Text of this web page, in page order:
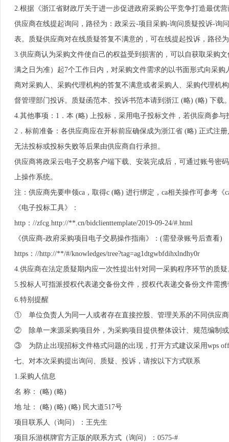
2.根据《浙江省财政厅关于进一步促进政府采购公平竞争打造最优
供应商在线提起询问，路径为：政采云-项目采购-询问质疑投诉-询
表。质疑供应商对在线质疑答复不满意的，可在线提起投诉，路径
3.供应商认为采购文件使自己的权益受到损害的，可以自获取采购
满之日为准）起7个工作日内，对采购文件需求的以书面形式向采
商对采购人、采购代理机构的答复不满意或者采购人、采购代理机
督管理部门投诉。质疑函范本、投诉书范本请到浙江 (略) (略) 下载
4.其他事项：1．本 (略) 上投标，采用电子投标文件，若供应商参
2．标前准备：各供应商应在开标前应确保成为浙江省 (略) 正式注
无法投标或投标失败等后果由供应商自行承担。
供应商将政采云电子交易客户端下载、安装完成后，可通过账号密
上操作系统。
注：供应商先要申领ca，取得c (略) 进行绑定，ca相关操作可参考
《电子投标工具》：
http：//zfcg.http://**.cn/bidclienttemplate/2019-09-24/#.html
《供应商-政府采购项目电子交易操作指南》：(需登录账号后查看)
https：//http://**/#/knowledges/tree?tag=ag1dtgwbfdihxlndhy0r
4.供应商在法定质疑期内应一次性提出针对同一采购程序环节的质疑
5.投标人可指派授权代表递交备份文件，授权代表递交备份文件需
6.特别提醒
① 单位负责人为同一人或者存在直接控股、管理关系的不同供应
② 除单一来源采购项目外，为采购项目提供整体设计、规范编制
③ 为防止出现招标文件格式问题的出现，打开方式建议采用wps
七、对本次采购提出询问、质疑、投诉，请按以下方式联系
1.采购人信息
名 称： (略) (略)
地 址： (略) (略) (略) 民大道517号
项目联系人（询问）：王先生
项目乐游棋牌官方正版的联系方式（询问）：0575-#